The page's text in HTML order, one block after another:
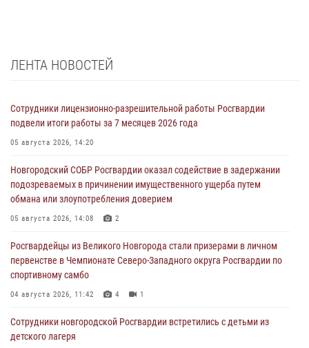
ЛЕНТА НОВОСТЕЙ
Сотрудники лицензионно-разрешительной работы Росгвардии
подвели итоги работы за 7 месяцев 2026 года
05 августа 2026, 14:20
Новгородский СОБР Росгвардии оказал содействие в задержании
подозреваемых в причинении имущественного ущерба путем
обмана или злоупотребления доверием
05 августа 2026, 14:08 2
Росгвардейцы из Великого Новгорода стали призерами в личном
первенстве в Чемпионате Северо-Западного округа Росгвардии по
спортивному самбо
04 августа 2026, 11:42 4 1
Сотрудники новгородской Росгвардии встретились с детьми из
детского лагеря